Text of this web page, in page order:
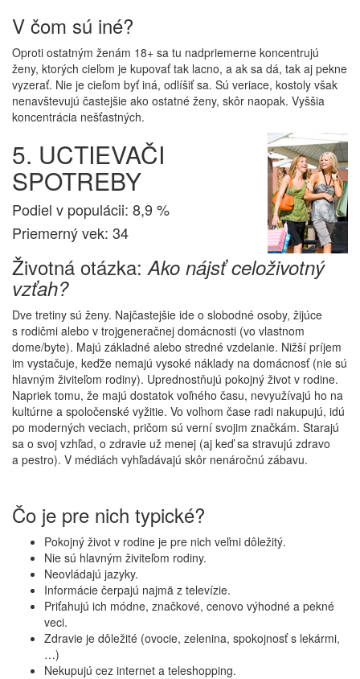
V čom sú iné?
Oproti ostatným ženám 18+ sa tu nadpriemerne koncentrujú
ženy, ktorých cieľom je kupovať tak lacno, a ak sa dá, tak aj pekne
vyzerať. Nie je cieľom byť iná, odlíšiť sa. Sú veriace, kostoly však
nenavštevujú častejšie ako ostatné ženy, skôr naopak. Vyššia
koncentrácia nešťastných.
5. UCTIEVAČI
SPOTREBY
Podiel v populácii: 8,9 %
Priemerný vek: 34
Životná otázka:Ako nájsť celoživotný
vzťah?
Dve tretiny sú ženy. Najčastejšie ide o slobodné osoby, žijúce
s rodičmi alebo v trojgeneračnej domácnosti (vo vlastnom
dome/byte). Majú základné alebo stredné vzdelanie. Nižší príjem
im vystačuje, keďže nemajú vysoké náklady na domácnosť (nie sú
hlavným živiteľom rodiny). Uprednostňujú pokojný život v rodine.
Napriek tomu, že majú dostatok voľného času, nevyužívajú ho na
kultúrne a spoločenské vyžitie. Vo voľnom čase radi nakupujú, idú
po moderných veciach, pričom sú verní svojim značkám. Starajú
sa o svoj vzhľad, o zdravie už menej (aj keď sa stravujú zdravo
a pestro). V médiách vyhľadávajú skôr nenáročnú zábavu.
Čo je pre nich typické?
Pokojný život v rodine je pre nich veľmi dôležitý.
Nie sú hlavným živiteľom rodiny.
Neovládajú jazyky.
Informácie čerpajú najmä z televízie.
Priťahujú ich módne, značkové, cenovo výhodné a pekné
veci.
Zdravie je dôležité (ovocie, zelenina, spokojnosť s lekármi,
…)
Nekupujú cez internet a teleshopping.